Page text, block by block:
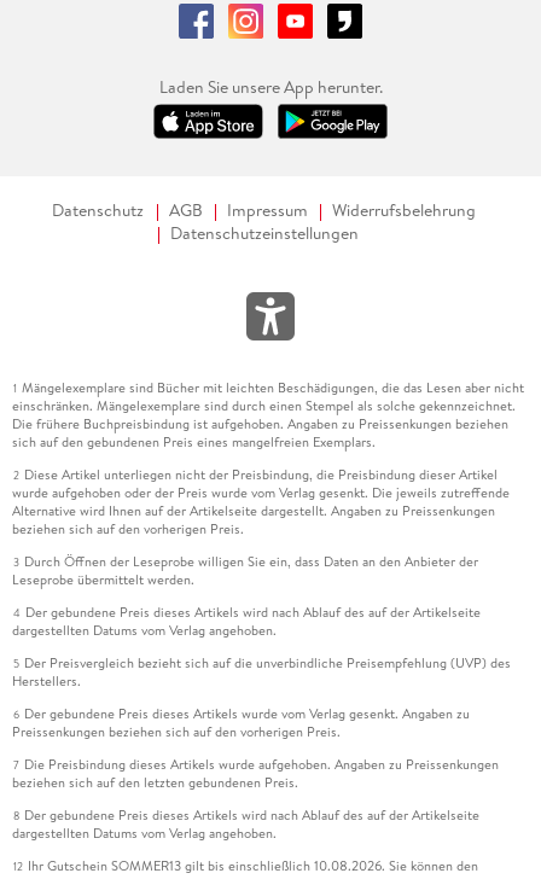
Laden Sie unsere App herunter.
Datenschutz AGB Impressum
Widerrufsbelehrung
Datenschutzeinstellungen
1 Mängelexemplare sind Bücher mit leichten Beschädigungen, die das Lesen aber nicht
einschränken. Mängelexemplare sind durch einen Stempel als solche gekennzeichnet.
Die frühere Buchpreisbindung ist aufgehoben. Angaben zu Preissenkungen beziehen
sich auf den gebundenen Preis eines mangelfreien Exemplars.
2 Diese Artikel unterliegen nicht der Preisbindung, die Preisbindung dieser Artikel
wurde aufgehoben oder der Preis wurde vom Verlag gesenkt. Die jeweils zutreffende
Alternative wird Ihnen auf der Artikelseite dargestellt. Angaben zu Preissenkungen
beziehen sich auf den vorherigen Preis.
3 Durch Öffnen der Leseprobe willigen Sie ein, dass Daten an den Anbieter der
Leseprobe übermittelt werden.
4 Der gebundene Preis dieses Artikels wird nach Ablauf des auf der Artikelseite
dargestellten Datums vom Verlag angehoben.
5 Der Preisvergleich bezieht sich auf die unverbindliche Preisempfehlung (UVP) des
Herstellers.
6 Der gebundene Preis dieses Artikels wurde vom Verlag gesenkt. Angaben zu
Preissenkungen beziehen sich auf den vorherigen Preis.
7 Die Preisbindung dieses Artikels wurde aufgehoben. Angaben zu Preissenkungen
beziehen sich auf den letzten gebundenen Preis.
8 Der gebundene Preis dieses Artikels wird nach Ablauf des auf der Artikelseite
dargestellten Datums vom Verlag angehoben.
12 Ihr Gutschein SOMMER13 gilt bis einschließlich 10.08.2026. Sie können den